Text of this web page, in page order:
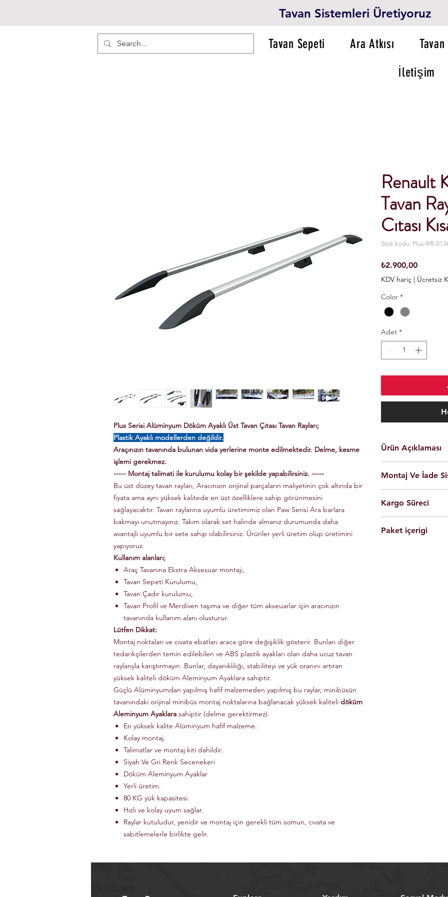
Tavan Sistemleri Üretiyoruz
Tavan Sepeti Ara Atkısı
İletişim
Plus Serisi Alüminyum Döküm Ayaklı Üst Tavan Çıtası Tavan Rayları;
Plastik Ayaklı modellerden değildir.
Araçınızın tavanında bulunan vida yerlerine monte edilmektedir. Delme, kesme
işlemi gerekmez.
----- Montaj talimati ile kurulumu kolay bir şekilde yapabilirsiniz. -----
Bu üst düzey tavan rayları, Aracınızın orijinal parçaların maliyetinin çok altında bir
fiyata ama aynı yüksek kalitede en üst özelliklere sahip görünmesini
sağlayacaktır. Tavan raylarına uyumlu üretimimiz olan Paw Serisi Ara barlara
bakmayı unutmayınız. Takım olarak set halinde almanız durumunda daha
avantajlı uyumlu bir sete sahip olabilirsiniz. Ürünler yerli üretim olup üretimini
yapıyoruz.
Kullanım alanları;
Araç Tavanına Ekstra Aksesuar montajı,
Tavan Sepeti Kurulumu,
Tavan Çadır kurulumu,
Tavan Profil ve Merdiven taşıma ve diğer tüm akseuarlar için aracınızın
tavanında kullanım alanı olusturur.
Lütfen Dikkat:
Montaj noktaları ve civata ebatları araca göre değişiklik gösterir. Bunları diğer
tedarikçilerden temin edilebilen ve ABS plastik ayakları olan daha ucuz tavan
raylarıyla karıştırmayın. Bunlar, dayanıklılığı, stabiliteyi ve yük oranını artıran
yüksek kaliteli döküm Aleminyum Ayaklara sahiptir.
Güçlü Alüminyumdan yapılmış hafif malzemeden yapılmış bu raylar, minibüsün
tavanındaki orijinal minibüs montaj noktalarına bağlanacak yüksek kaliteli döküm
Aleminyum Ayaklara sahiptir (delme gerektirmez).
En yüksek kalite Alüminyum hafif malzeme.
Kolay montaj.
Talimatlar ve montaj kiti dahildir.
Siyah Ve Gri Renk Secenekeri
Döküm Aleminyum Ayaklar
Yerli üretim.
80 KG yük kapasitesi.
Hızlı ve kolay uyum sağlar.
Raylar kutuludur, yenidir ve montaj için gerekli tüm somun, cıvata ve
sabitlemelerle birlikte gelir.
Renault
Tavan
Cıtası
Stok kodu: Plus-RR-
₺2.900,00Fiyat
KDV hariç | Ücretsiz
Color *
Adet *
Ürün Açıklaması
Kolay montaj.
Talimatlar ve
Siyah Ve Gri Renk
Döküm
Yerli üretim.
80 KG yük
Montaj Ve İade
olarak
Ürünleri son
yapabilmesi için
Tüm ürünlerde
Kargo Süreci
Saat 14'ekadar
Paket içerigi